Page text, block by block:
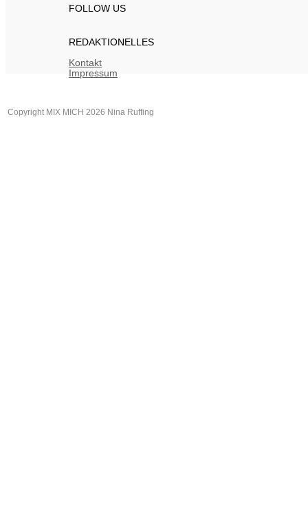
FOLLOW US
REDAKTIONELLES
Kontakt
Impressum
Copyright MIX MICH 2026 Nina Ruffing